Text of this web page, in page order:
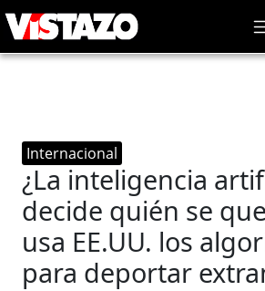
Internacional
¿La inteligencia
decide quién se
usa EE.UU. los
para deportar